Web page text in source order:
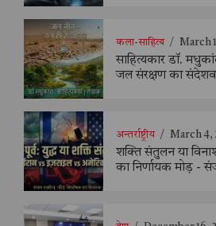
कला-साहित्य / March
साहित्यकार डॉ.
जल संरक्षण का
अन्तर्राष्ट्रीय / March 4,
शक्ति संतुलन या
का निर्णायक मोड़ -